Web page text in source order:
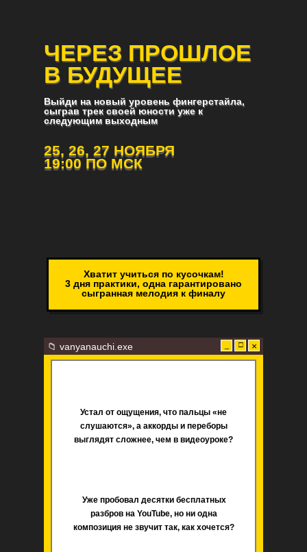
📁 vanyanauchi.exe □ ×
Хватит учиться по кусочкам!
3 дня практики, одна гарантировано
сыгранная мелодия к финалу
ЧЕРЕЗ ПРОШЛОЕ
В БУДУЩЕЕ
ЧЕРЕЗ ПРОШЛОЕ
В БУДУЩЕЕ
Выйди на новый уровень фингерстайла,
сыграв трек своей юности уже к
следующим выходным
Выйди на новый уровень фингерстайла,
сыграв трек своей юности уже к
следующим выходным
25, 26, 27 НОЯБРЯ
19:00 ПО МСК
25, 26, 27 НОЯБРЯ
19:00 ПО МСК
Устал от ощущения, что пальцы «не
слушаются», а аккорды и переборы
выглядят сложнее, чем в видеоуроке?
Уже пробовал десятки бесплатных
разбров на YouTube, но ни одна
композиция не звучит так, как хочется?